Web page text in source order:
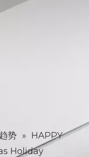
势 » HAPPY
Holiday